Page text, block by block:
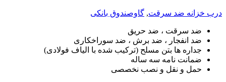
درب خزانه ضد سرقت, گاوصندوق بانکی
ضد سرقت ، ضد حریق
ضد انفجار ، ضد برش ، ضد سوراخکاری
جداره ها بتن مسلح (ترکیب شده با الیاف فولادی)
ضمانت نامه سه ساله
حمل و نقل و نصب نخصصی